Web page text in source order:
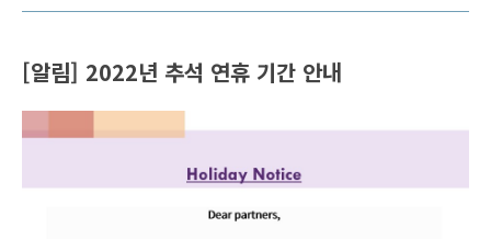
[알림] 2022년 추석 연휴 기간 안내